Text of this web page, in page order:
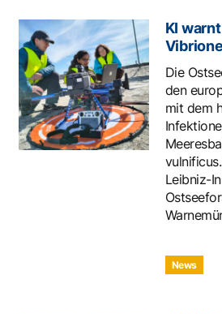
KI
Die
den
mit dem
Leibniz-
News